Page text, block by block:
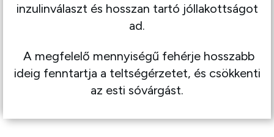
inzulinválaszt és hosszan tartó jóllakottságot
ad.
A megfelelő mennyiségű fehérje hosszabb
ideig fenntartja a teltségérzetet, és csökkenti
az esti sóvárgást.